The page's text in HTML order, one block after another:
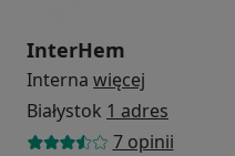
InterHem
Interna więcej
Białystok 1 adres
7 opinii